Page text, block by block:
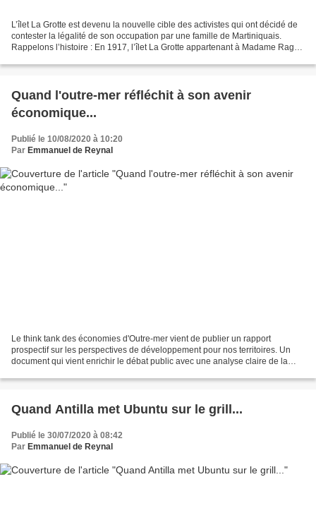
L’îlet La Grotte est devenu la nouvelle cible des activistes qui ont décidé de
contester la légalité de son occupation par une famille de Martiniquais.
Rappelons l’histoire : En 1917, l’îlet La Grotte appartenant à Madame Ragot
Quand l'outre-mer réfléchit à son avenir
économique...
Publié le 10/08/2020 à 10:20
Par Emmanuel de Reynal
Le think tank des économies d'Outre-mer vient de publier un rapport
prospectif sur les perspectives de développement pour nos territoires. Un
document qui vient enrichir le débat public avec une analyse claire de la
Quand Antilla met Ubuntu sur le grill...
Publié le 30/07/2020 à 08:42
Par Emmanuel de Reynal